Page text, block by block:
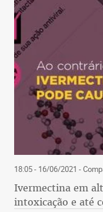
18:05 - 16/06/2021 -
Ivermectina em
intoxicação e até